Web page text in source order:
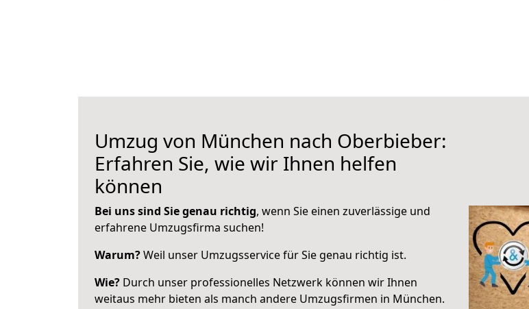
Umzug von München nach Oberbieber:
Erfahren Sie, wie wir Ihnen helfen
können
Bei uns sind Sie genau richtig, wenn Sie einen zuverlässige und
erfahrene Umzugsfirma suchen!
Warum?Weil unser Umzugsservice für Sie genau richtig ist.
Wie? Durch unser professionelles Netzwerk können wir Ihnen
weitaus mehr bieten als manch andere Umzugsfirmen in München.